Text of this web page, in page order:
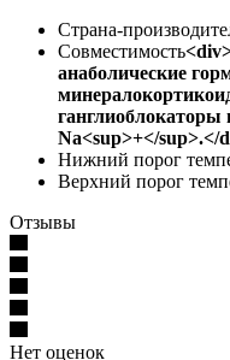
Страна-
Совместимость
анаболические
ганглиоблокаторы
Na<sup>+</sup>.</
Нижний порог
Верхний порог
Отзывы
Нет оценок